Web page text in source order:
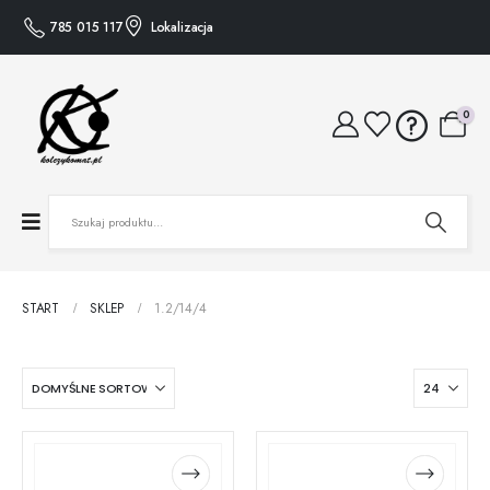
785 015 117 Lokalizacja
0
START SKLEP 1.2/14/4